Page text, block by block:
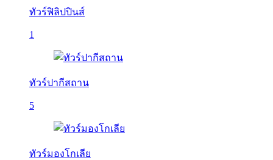
ทัวร์ฟิลิปปินส์
1
ทัวร์ปากีสถาน
5
ทัวร์มองโกเลีย